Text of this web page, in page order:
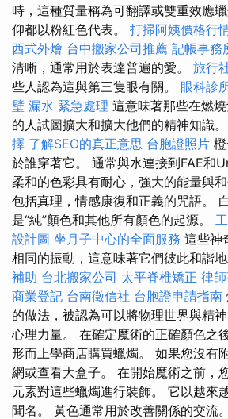
時，這種質量稱為可翻譯或雙重效應
仰都以粉紅色代表。 打掃阿姨價格行
西式外燴 台中搬家公司推薦 記帳事務
清晰，通常用於表達普遍的愛。 旅行
些人認為這與第三隻眼有關。 眼科診
壁 漏水 緊急處理 這意味著那些在燃
的人試圖擴大和擴大他們的精神知識。
擇 了解SEO的真正意思 台胞證照片
於誰穿著它。 通常與水連接到FAE和
柔和的色彩具有耐心，強大的能量與
包括真理，情感康復和正義的咒語。
是“純”顏色和其他所有顏色的起源。
設計圖 坐月子中心的全面服務 這些神
相同的振動，這意味著它們彼此和諧地
補助 台北搬家公司 太平脊椎矯正 律
商業登記 台南徵信社 台胞證申請指南
的做法，被認為可以將物理世界與精
心理力量。 在確定魔術的正確顏色之
形而上學商店購買蠟燭。 如果您沒有
網或查看大盒子。 在開始魔術之前，
元素對這些蠟燭進行裝飾。 它以越來
聞名。 黃色通常用於改善關係的交流